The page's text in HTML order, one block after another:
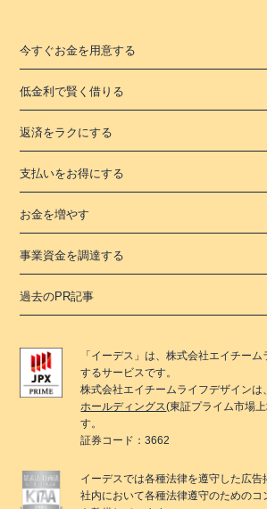
今すぐお金を用意する
低金利で賢く借りる
返済をラクにする
支払いをお得にする
お金を増やす
事業資金を調達する
過去のPR記事
「 イーデス 」は、株式会社エイチーム
するサービスです。
株式会社エイチームライフデザインは
ホールディングス(東証プライム市場
す。
証券コード：3662
イーデスでは各種法律を遵守した広告
社内において各種法律遵守のためのコ